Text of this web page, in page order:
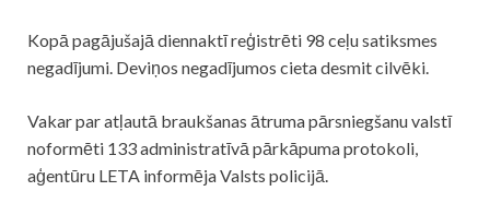
Kopā pagājušajā diennaktī reģistrēti 98 ceļu satiksmes
negadījumi. Deviņos negadījumos cieta desmit cilvēki.
Vakar par atļautā braukšanas ātruma pārsniegšanu valstī
noformēti 133 administratīvā pārkāpuma protokoli,
aģentūru LETA informēja Valsts policijā.